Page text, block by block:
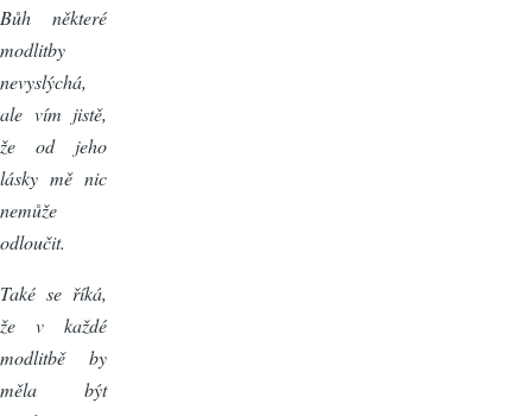
Bůh některé
modlitby
nevyslýchá,
ale vím jistě,
že od jeho
lásky mě nic
nemůže
odloučit.
Také se říká,
že v každé
modlitbě by
měla být